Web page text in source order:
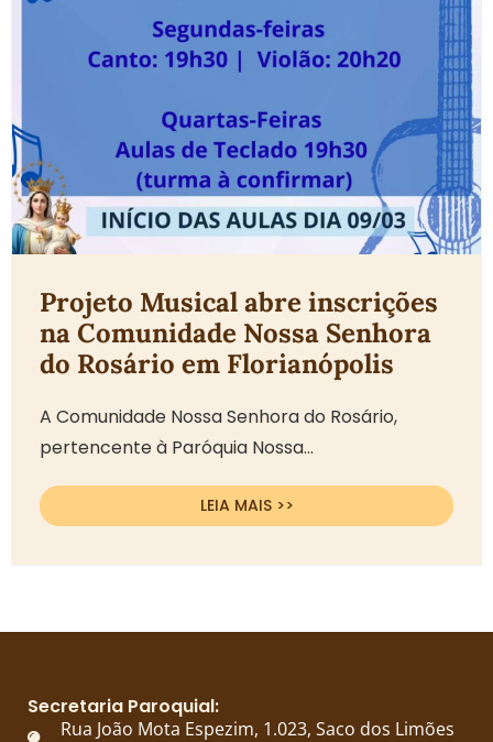
Projeto Musical abre inscrições
na Comunidade Nossa Senhora
do Rosário em Florianópolis
A Comunidade Nossa Senhora do Rosário,
pertencente à Paróquia Nossa...
LEIA MAIS >>
Secretaria Paroquial:
Rua João Mota Espezim, 1.023, Saco dos Limões